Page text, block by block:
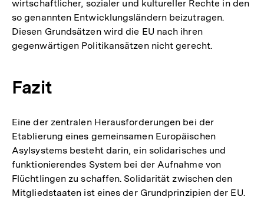
wirtschaftlicher, sozialer und kultureller Rechte in den
so genannten Entwicklungsländern beizutragen.
Diesen Grundsätzen wird die EU nach ihren
gegenwärtigen Politikansätzen nicht gerecht.
Fazit
Eine der zentralen Herausforderungen bei der
Etablierung eines gemeinsamen Europäischen
Asylsystems besteht darin, ein solidarisches und
funktionierendes System bei der Aufnahme von
Flüchtlingen zu schaffen. Solidarität zwischen den
Mitgliedstaaten ist eines der Grundprinzipien der EU.